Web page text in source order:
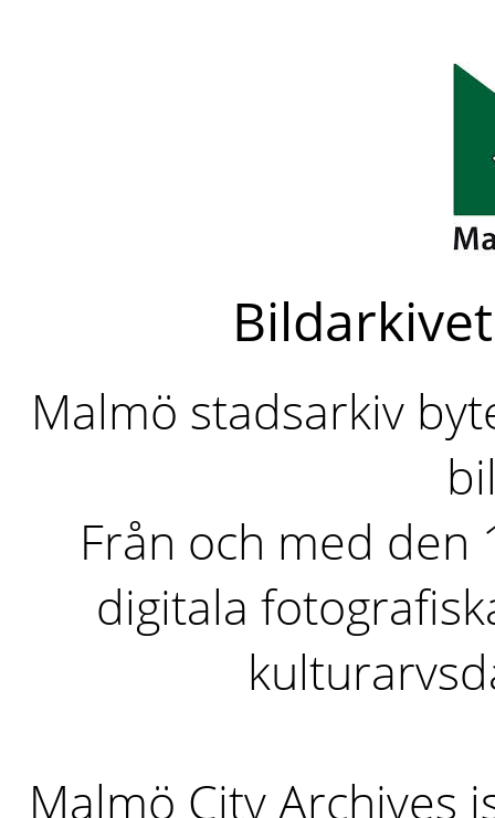
Malmö stadsarkiv
Från och med den
digitala
Malmö City Archives